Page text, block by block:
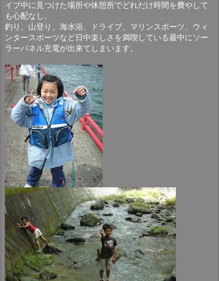
イブ中に見つけた場所や休憩所でどれだけ時間を費やして
も心配なし。
釣り、山登り、海水浴、ドライブ、マリンスポーツ、ウィ
ンタースポーツなど日中楽しさを満喫している最中にソー
ラーパネル充電が出来てしまいます。